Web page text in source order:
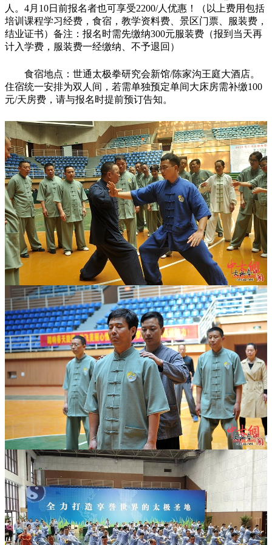
人。4月10日前报名者也可享受2200/人优惠！（以上费用包括
培训课程学习经费，食宿，教学资料费、景区门票、服装费，
结业证书）备注：报名时需先缴纳300元服装费（报到当天再
计入学费，服装费一经缴纳、不予退回）
食宿地点：世通太极拳研究会新馆/陈家沟王庭大酒店。
住宿统一安排为双人间，若需单独预定单间大床房需补缴100
元/天房费，请与报名时提前预订告知。